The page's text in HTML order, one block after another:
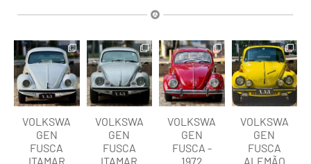
lart.br
Ago 8
VOLKSWA
GEN
FUSCA
ITAMAR
lart.br
Ago 8
VOLKSWA
GEN
FUSCA
ITAMAR
lart.br
Ago 8
VOLKSWA
GEN
FUSCA -
1972
lart.br
Ago 8
VOLKSWA
GEN
FUSCA
ALEMÃO